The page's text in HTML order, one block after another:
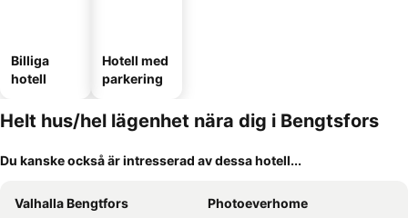
Billiga
hotell
Hotell med
parkering
Helt hus/hel lägenhet nära dig i Bengtsfors
Du kanske också är intresserad av dessa hotell...
Valhalla Bengtfors
Photoeverhome